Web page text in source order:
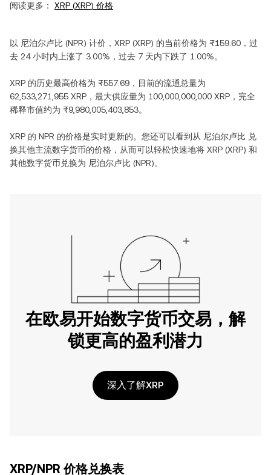
阅读更多： XRP (XRP) 价格
以 尼泊尔卢比 (NPR) 计价， XRP (XRP) 的当前价格为 ₨159.60 ，过
去 24 小时内 上涨了 3.00% ，过去 7 天内下跌了 1.00%。
XRP 的历史最高价格为 ₨557.69 ，目前的流通总量为
62,533,271,955 XRP ，最大供应量为 100,000,000,000 XRP ，完全
稀释市值约为 ₨9,980,005,403,853。
XRP 的 NPR 的价格是实时更新的。您还可以看到从 尼泊尔卢比 兑
换其他主流数字货币的价格，从而可以轻松快速地将 XRP (XRP) 和
其他数字货币兑换为 尼泊尔卢比 (NPR)。
在欧易开始数字货币交易，解
锁更高的盈利潜力
深入了解XRP
XRP/NPR 价格兑换表